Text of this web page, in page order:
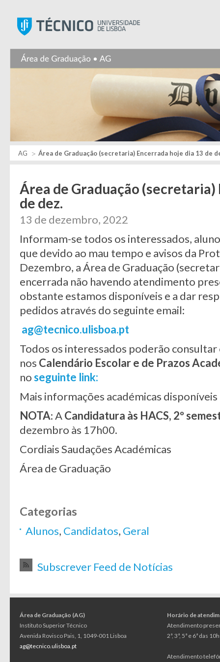
AG Área de Graduação (secretaria) Encerrada hoje dia 13 de
Área de Graduação (secretaria)
de dez.
13 de dezembro, 2022
Informam-se todos os interessados,
que devido ao mau tempo e avisos da
Dezembro, a Área de Graduação
encerrada não havendo atendimento
obstante estamos disponíveis e a dar
pedidos através do seguinte email:
ag@tecnico.ulisboa.pt
Todos os interessados poderão consultar
nos Calendário Escolar e de Prazos
noseguinte link:
Mais informações académicas disponíveis
NOTA: ACandidatura às HACS, 2º
dezembro às 17h00.
Cordiais Saudações Académicas
Área de Graduação
Categorias
Alunos, Candidatos, Geral
Subscrever Feed de Notícias
Área de Graduação (AG)
Instituto Superior Técnico
Avenida Rovisco Pais, 1, 1049-001 Lisboa
ag@tecnico.ulisboa.pt
Horário de
Atendimento
2ª, 3ª, 5ª e 6ª das
Atendimento